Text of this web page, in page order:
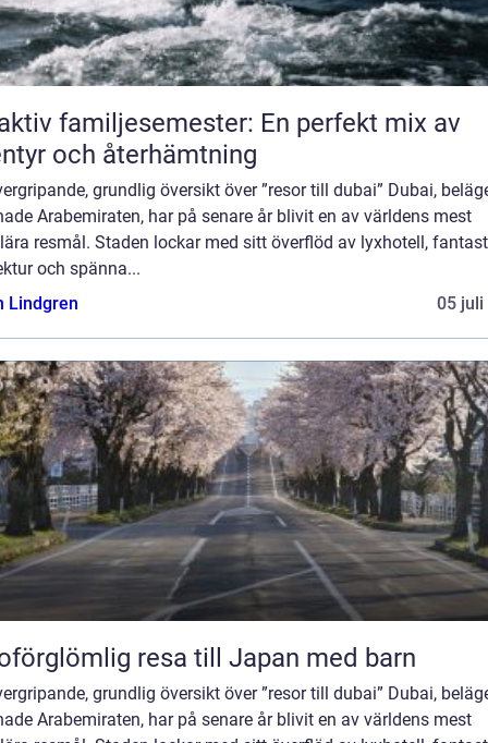
familjesemester: En perfekt mix av
och återhämtning
grundlig översikt över ”resor till dubai” Dubai,
Arabemiraten, har på senare år blivit en av världens mest
resmål. Staden lockar med sitt överflöd av lyxhotell,
och spänna...
Lindgren
05 juli
resa till Japan med barn
grundlig översikt över ”resor till dubai” Dubai,
Arabemiraten, har på senare år blivit en av världens mest